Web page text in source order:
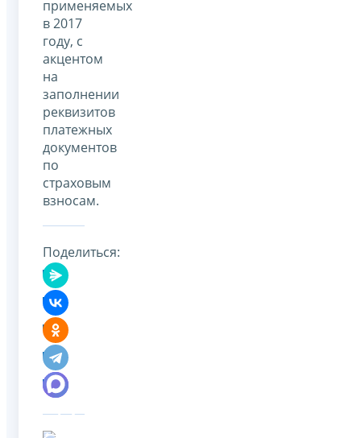
применяемых
в 2017
году, с
акцентом
на
заполнении
реквизитов
платежных
документов
по
страховым
взносам.
Поделиться: